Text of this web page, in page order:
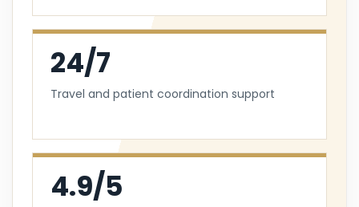
24/7
Travel and patient coordination support
4.9/5